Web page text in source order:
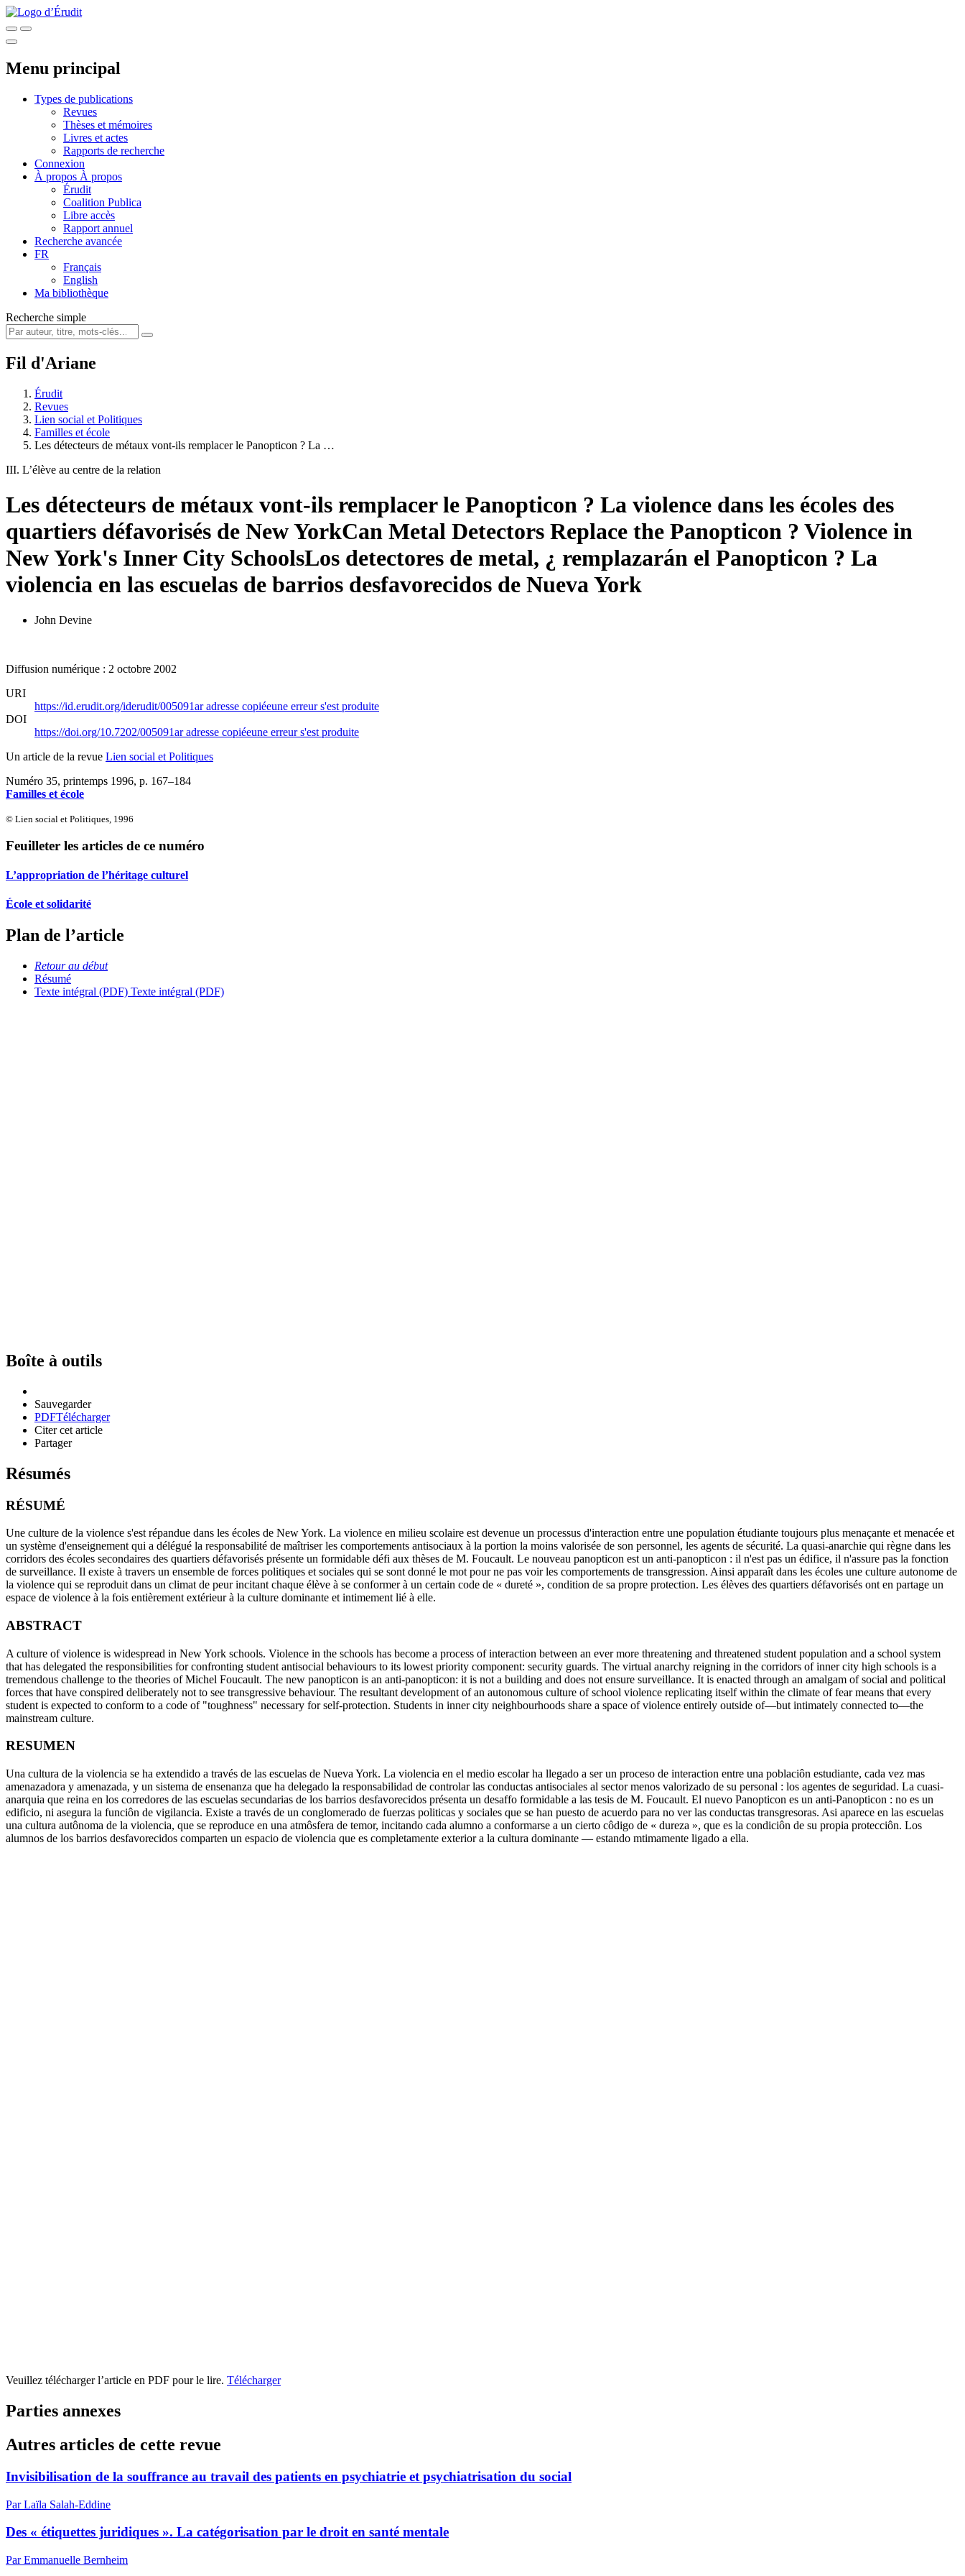
Menu principal
Types de publications
Revues
Thèses et mémoires
Livres et actes
Rapports de recherche
Connexion
À propos À propos
Érudit
Coalition Publica
Libre accès
Rapport annuel
Recherche avancée
FR
Français
English
Ma bibliothèque
Recherche simple
Fil d'Ariane
Érudit
Revues
Lien social et Politiques
Familles et école
Les détecteurs de métaux vont-ils remplacer le Panopticon ? La …
III. L’élève au centre de la relation
Les détecteurs de métaux vont-ils remplacer le Panopticon ? La violence dans les écoles des
quartiers défavorisés de New YorkCan Metal Detectors Replace the Panopticon ? Violence in
New York's Inner City SchoolsLos detectores de metal, ¿ remplazarán el Panopticon ? La
violencia en las escuelas de barrios desfavorecidos de Nueva York
John Devine
Diffusion numérique : 2 octobre 2002
URI
https://id.erudit.org/iderudit/005091aradresse copiéeune erreur s'est produite
DOI
https://doi.org/10.7202/005091aradresse copiéeune erreur s'est produite
Un article de la revue Lien social et Politiques
Numéro 35, printemps 1996, p. 167–184
Familles et école
© Lien social et Politiques, 1996
Feuilleter les articles de ce numéro
L’appropriation de l’héritage culturel
École et solidarité
Plan de l’article
Retour au début
Résumé
Texte intégral (PDF) Texte intégral (PDF)
Boîte à outils
Sauvegarder
PDFTélécharger
Citer cet article
Partager
Résumés
RÉSUMÉ
Une culture de la violence s'est répandue dans les écoles de New York. La violence en milieu scolaire est devenue un processus d'interaction entre une population étudiante toujours plus menaçante et menacée et
un système d'enseignement qui a délégué la responsabilité de maîtriser les comportements antisociaux à la portion la moins valorisée de son personnel, les agents de sécurité. La quasi-anarchie qui règne dans les
corridors des écoles secondaires des quartiers défavorisés présente un formidable défi aux thèses de M. Foucault. Le nouveau panopticon est un anti-panopticon : il n'est pas un édifice, il n'assure pas la fonction
de surveillance. Il existe à travers un ensemble de forces politiques et sociales qui se sont donné le mot pour ne pas voir les comportements de transgression. Ainsi apparaît dans les écoles une culture autonome de
la violence qui se reproduit dans un climat de peur incitant chaque élève à se conformer à un certain code de « dureté », condition de sa propre protection. Les élèves des quartiers défavorisés ont en partage un
espace de violence à la fois entièrement extérieur à la culture dominante et intimement lié à elle.
ABSTRACT
A culture of violence is widespread in New York schools. Violence in the schools has become a process of interaction between an ever more threatening and threatened student population and a school system
that has delegated the responsibilities for confronting student antisocial behaviours to its lowest priority component: security guards. The virtual anarchy reigning in the corridors of inner city high schools is a
tremendous challenge to the theories of Michel Foucault. The new panopticon is an anti-panopticon: it is not a building and does not ensure surveillance. It is enacted through an amalgam of social and political
forces that have conspired deliberately not to see transgressive behaviour. The resultant development of an autonomous culture of school violence replicating itself within the climate of fear means that every
student is expected to conform to a code of "toughness" necessary for self-protection. Students in inner city neighbourhoods share a space of violence entirely outside of—but intimately connected to—the
mainstream culture.
RESUMEN
Una cultura de la violencia se ha extendido a través de las escuelas de Nueva York. La violencia en el medio escolar ha llegado a ser un proceso de interaction entre una poblaciôn estudiante, cada vez mas
amenazadora y amenazada, y un sistema de ensenanza que ha delegado la responsabilidad de controlar las conductas antisociales al sector menos valorizado de su personal : los agentes de seguridad. La cuasi-
anarquia que reina en los corredores de las escuelas secundarias de los barrios desfavorecidos présenta un desaffo formidable a las tesis de M. Foucault. El nuevo Panopticon es un anti-Panopticon : no es un
edificio, ni asegura la funciôn de vigilancia. Existe a través de un conglomerado de fuerzas politicas y sociales que se han puesto de acuerdo para no ver las conductas transgresoras. Asi aparece en las escuelas
una cultura autônoma de la violencia, que se reproduce en una atmôsfera de temor, incitando cada alumno a conformarse a un cierto côdigo de « dureza », que es la condiciôn de su propia protecciôn. Los
alumnos de los barrios desfavorecidos comparten un espacio de violencia que es completamente exterior a la cultura dominante — estando mtimamente ligado a ella.
Veuillez télécharger l’article en PDF pour le lire. Télécharger
Parties annexes
Autres articles de cette revue
Invisibilisation de la souffrance au travail des patients en psychiatrie et psychiatrisation du social
Par Laïla Salah-Eddine
Des « étiquettes juridiques ». La catégorisation par le droit en santé mentale
Par Emmanuelle Bernheim